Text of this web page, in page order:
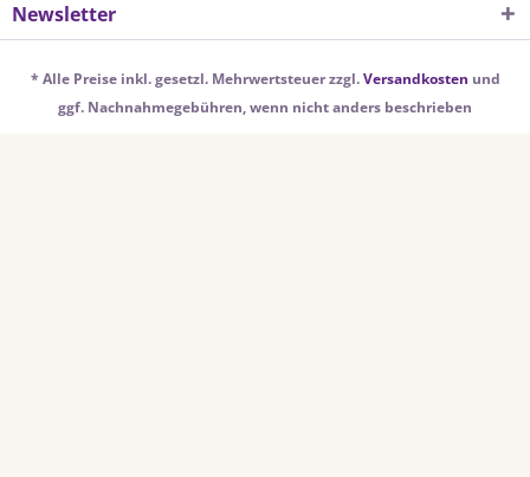
Newsletter
* Alle Preise inkl. gesetzl. Mehrwertsteuer zzgl.Versandkosten und
ggf. Nachnahmegebühren, wenn nicht anders beschrieben